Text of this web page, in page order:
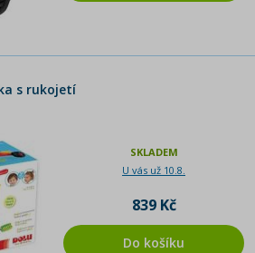
s rukojetí
SKLADEM
U vás už 10.8.
839 Kč
Do košíku